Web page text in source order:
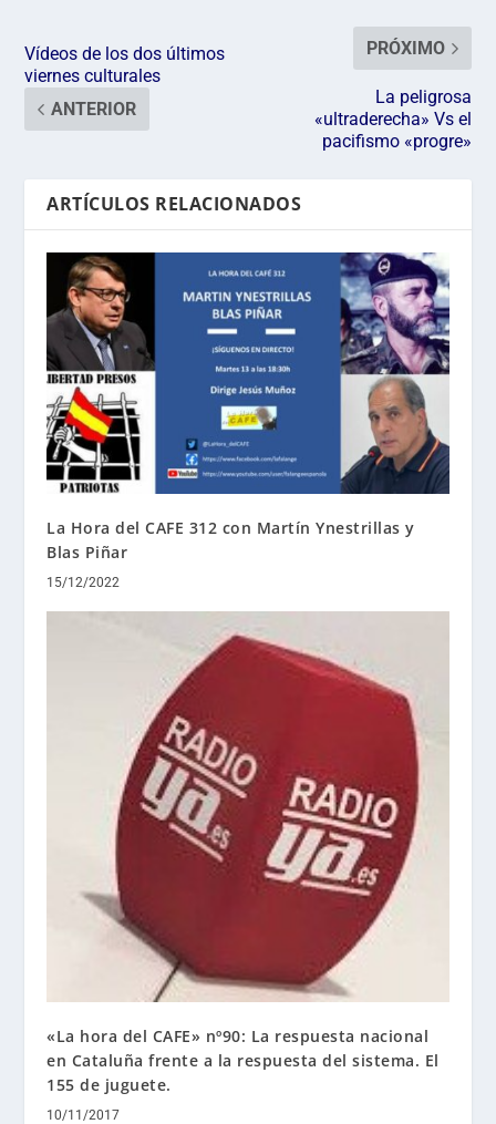
Vídeos de los dos últimos
viernes culturales
ANTERIOR
PRÓXIMO
La peligrosa
«ultraderecha» Vs el
pacifismo «progre»
ARTÍCULOS RELACIONADOS
La Hora del CAFE 312 con Martín Ynestrillas y
Blas Piñar
15/12/2022
«La hora del CAFE» nº90: La respuesta nacional
en Cataluña frente a la respuesta del sistema. El
155 de juguete.
10/11/2017